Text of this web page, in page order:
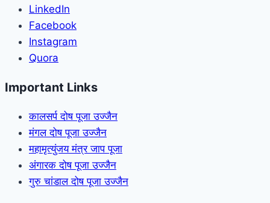
LinkedIn
Facebook
Instagram
Quora
Important Links
कालसर्प दोष पूजा उज्जैन
मंगल दोष पूजा उज्जैन
महामृत्युंजय मंत्र जाप पूजा
अंगारक दोष पूजा उज्जैन
गुरु चांडाल दोष पूजा उज्जैन